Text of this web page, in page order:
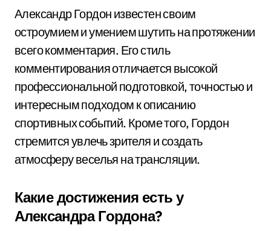
Александр Гордон известен своим
остроумием и умением шутить на протяжении
всего комментария. Его стиль
комментирования отличается высокой
профессиональной подготовкой, точностью и
интересным подходом к описанию
спортивных событий. Кроме того, Гордон
стремится увлечь зрителя и создать
атмосферу веселья на трансляции.
Какие достижения есть у
Александра Гордона?